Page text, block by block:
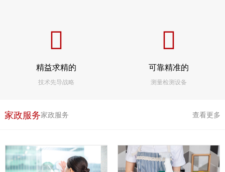
精益求精的
技术先导战略
可靠精准的
测量检测设备
家政服务家政服务 查看更多